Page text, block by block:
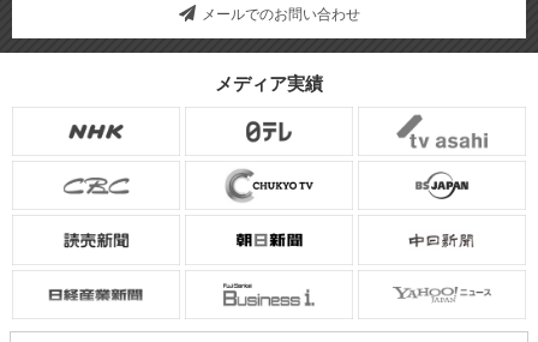
メールでのお問い合わせ
メディア実績